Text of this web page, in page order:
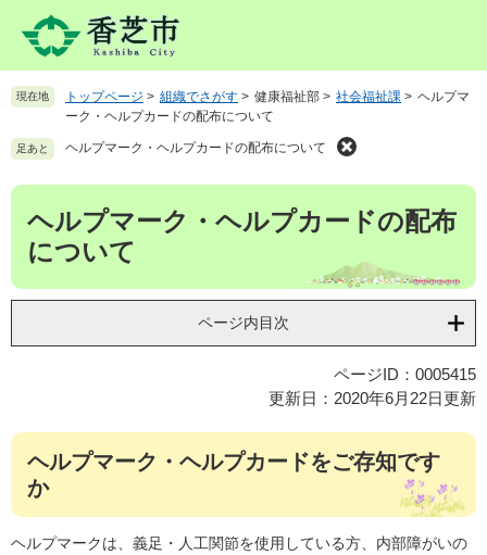
先
。
を
て
現在地 トップページ > 組織でさがす > 健康福祉部 > 社会福祉課 > ヘルプマ
ーク・ヘルプカードの配布について
足あと ヘルプマーク・ヘルプカードの配布について
本
ヘルプマーク・ヘルプカードの配布
について
ページ内目次
ページID：0005415
更新日：2020年6月22日更新
ヘルプマーク・ヘルプカードをご存知です
か
ヘルプマークは、義足・人工関節を使用している方、内部障がいの